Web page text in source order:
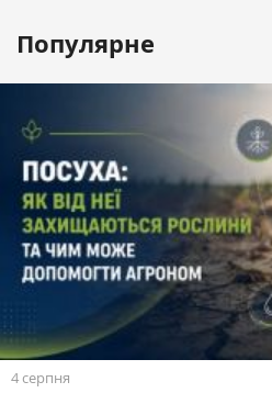
Популярне
4 серпня